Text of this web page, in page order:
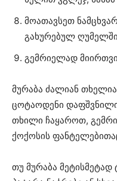
მოათავსეთ
გახურებულ
გემრიელად
მურაბა ძალიან
ცოტაოდენი
თხილი ჩაყაროთ,
ქოქოსის
თუ მურაბა